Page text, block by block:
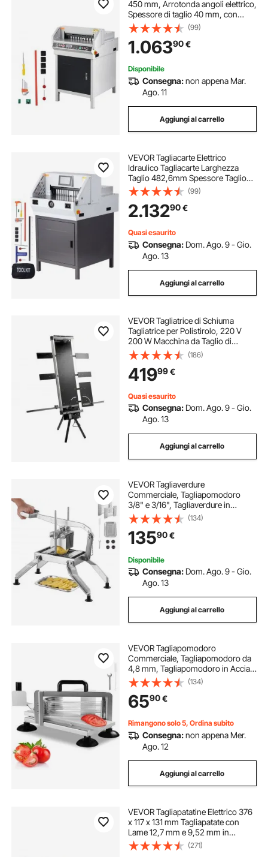
450 mm, Arrotonda angoli elettrico,
Spessore di taglio 40 mm, con
pannello LCD intelligente,
Posizionamento luce a infrarossi,
per etichette, ufficio
(99)
1.06390€
Disponibile
Consegna:non appena Mar.
Ago. 11
Aggiungi al carrello
VEVOR Tagliacarte Elettrico
Idraulico Tagliacarte Larghezza
Taglio 482,6mm Spessore Taglio
80mm, Tagliacarte Elettrico
Controllo Numerico Schermo a
Tocco da 7 Pollici, Taglierina
Idraulica Automatica
(99)
2.13290€
Quasi esaurito
Consegna: Dom. Ago. 9 - Gio.
Ago. 13
Aggiungi al carrello
VEVOR Tagliatrice di Schiuma
Tagliatrice per Polistirolo, 220 V
200 W Macchina da Taglio di
Schiuma per Tagliare Materiali in
Polistirene Come Polistirolo e
Styrodur, L'Isolamento di Tetti
Inclinati
(186)
41999€
Quasi esaurito
Consegna: Dom. Ago. 9 - Gio.
Ago. 13
Aggiungi al carrello
VEVOR Tagliaverdure
Commerciale, Tagliapomodoro
3/8" e 3/16", Tagliaverdure in
Acciaio Inossidabile e Lega di
Alluminio, Tagliapomodoro
Manuale con Piedini Antiscivolo,
per Pomodori, Patate, Cipolle
(134)
13590€
Disponibile
Consegna: Dom. Ago. 9 - Gio.
Ago. 13
Aggiungi al carrello
VEVOR Tagliapomodoro
Commerciale, Tagliapomodoro da
4,8 mm, Tagliapomodoro in Acciaio
Inossidabile Resistente, con Piedini
Antiscivolo, per Tagliare Pomodori,
Cetrioli e Banane
(134)
6590€
Rimangono solo 5, Ordina subito
Consegna:non appena Mer.
Ago. 12
Aggiungi al carrello
VEVOR Tagliapatatine Elettrico 376
x 117 x 131 mm Tagliapatate con
Lame 12,7 mm e 9,52 mm in
Acciaio Inossidabile, Tagliapatate e
Tritatutto con Piedini Antiscivolo,
(271)